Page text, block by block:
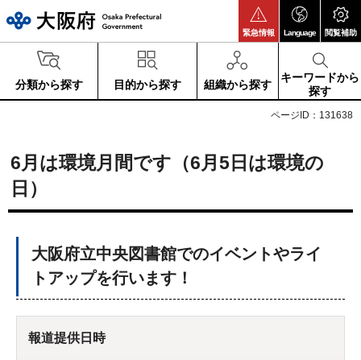
緊急情報 Language 閲覧補助
分類から探す 目的から探す 組織から探す
キーワードから
探す
ページID：131638
6月は環境月間です（6月5日は環境の
日）
大阪府立中央図書館でのイベントやライ
トアップを行います！
報道提供日時